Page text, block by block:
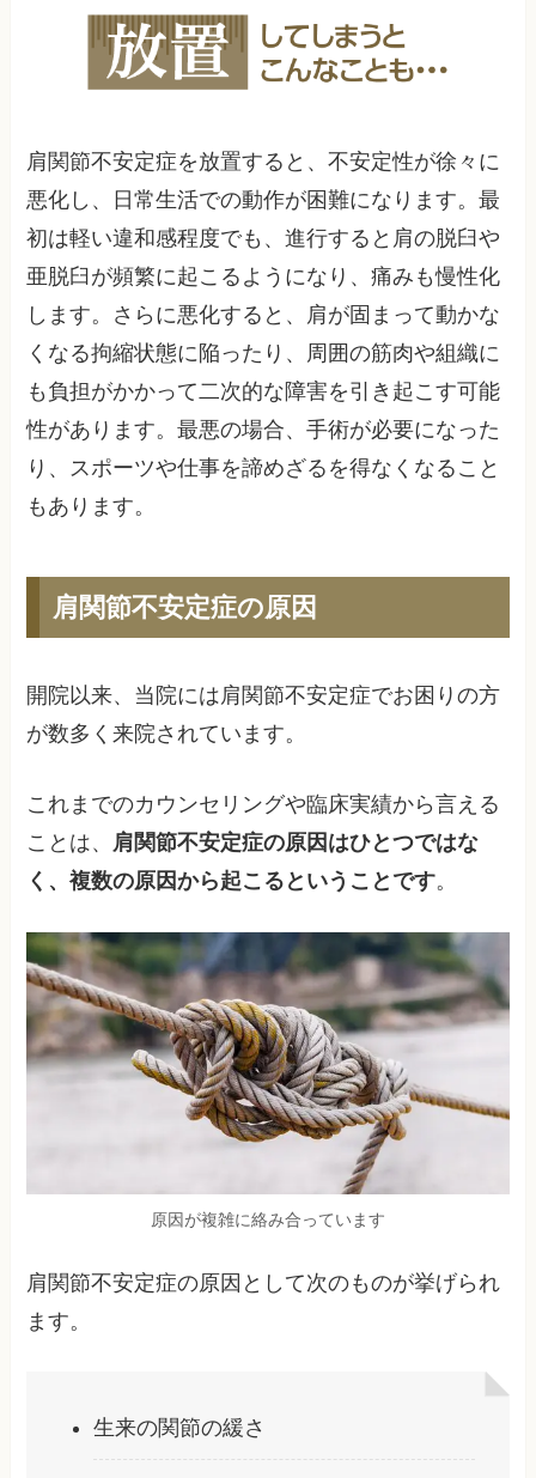
肩関節不安定症を放置すると、不安定性が徐々に
悪化し、日常生活での動作が困難になります。最
初は軽い違和感程度でも、進行すると肩の脱臼や
亜脱臼が頻繁に起こるようになり、痛みも慢性化
します。さらに悪化すると、肩が固まって動かな
くなる拘縮状態に陥ったり、周囲の筋肉や組織に
も負担がかかって二次的な障害を引き起こす可能
性があります。最悪の場合、手術が必要になった
り、スポーツや仕事を諦めざるを得なくなること
もあります。
肩関節不安定症の原因
開院以来、当院には肩関節不安定症でお困りの方
が数多く来院されています。
これまでのカウンセリングや臨床実績から言える
ことは、 肩関節不安定症の原因はひとつではな
く、複数の原因から起こるということです。
原因が複雑に絡み合っています
肩関節不安定症の原因として次のものが挙げられ
ます。
生来の関節の緩さ